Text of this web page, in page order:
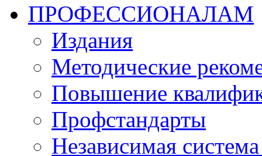
ПРОФЕССИОНАЛАМ
Издания
Методические
Повышение
Профстандарты
Независимая